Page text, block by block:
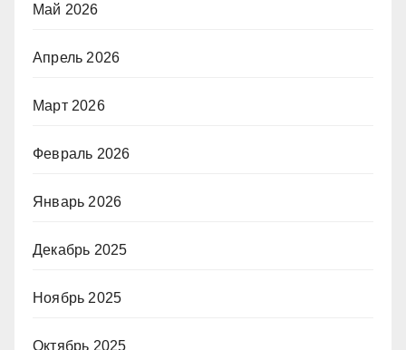
Май 2026
Апрель 2026
Март 2026
Февраль 2026
Январь 2026
Декабрь 2025
Ноябрь 2025
Октябрь 2025